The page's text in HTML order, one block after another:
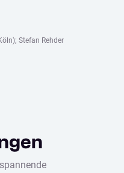
Stefan Rehder